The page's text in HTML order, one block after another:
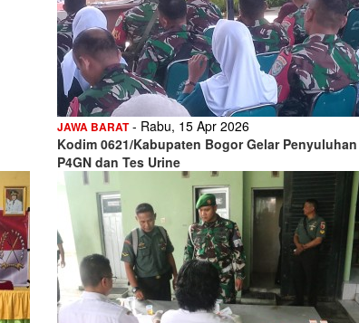
JAWA BARAT- Rabu, 15 Apr 2026
Kodim 0621/Kabupaten Bogor Gelar Penyuluhan
P4GN dan Tes Urine